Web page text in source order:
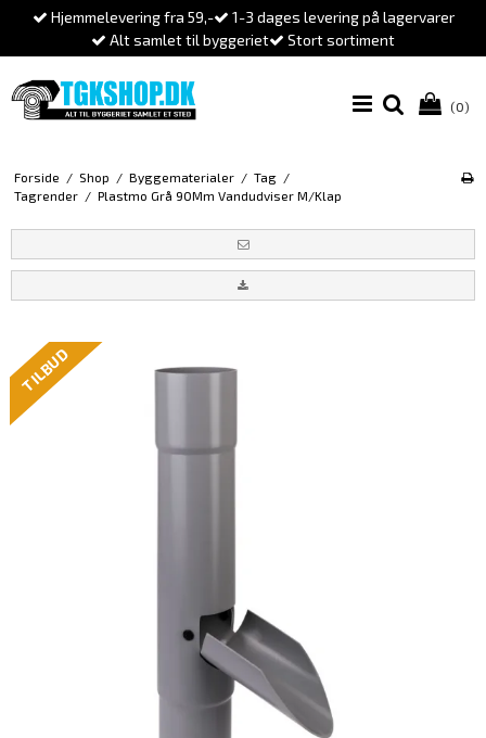
Hjemmelevering fra 59,-
1-3 dages levering på lagervarer
Alt samlet til byggeriet
Stort sortiment
(0)
Forside / Shop / Byggematerialer / Tag /
Tagrender / Plastmo Grå 90Mm Vandudviser M/Klap
TILBUD